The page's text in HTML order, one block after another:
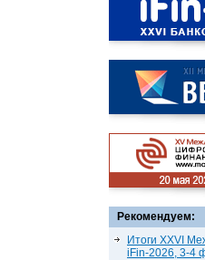
Рекомендуем:
Итоги XXVI
iFin-2026, 3-4